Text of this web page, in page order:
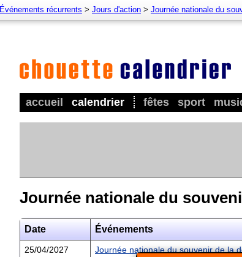
accueil calendrier fêtes sport
Événements récurrents > Jours d'action > Journée nationale du
Journée nationale du
Date Événements
25/04/2027 Journée nationale du souvenir de la